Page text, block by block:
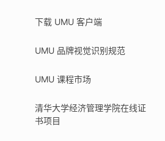
下载 UMU 客户端
UMU 品牌视觉识别规范
UMU 课程市场
清华大学经济管理学院在线证
书项目